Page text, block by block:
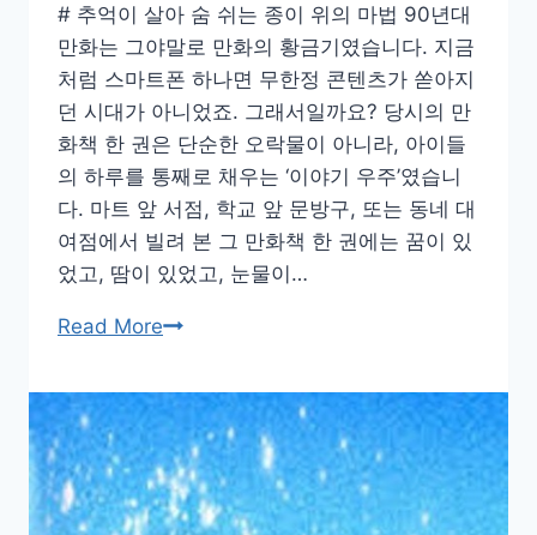
고
있
던
명
작
들
# 추억이 살아 숨 쉬는 종이 위의 마법 90년대
만화는 그야말로 만화의 황금기였습니다. 지금
처럼 스마트폰 하나면 무한정 콘텐츠가 쏟아지
던 시대가 아니었죠. 그래서일까요? 당시의 만
화책 한 권은 단순한 오락물이 아니라, 아이들
의 하루를 통째로 채우는 ‘이야기 우주’였습니
다. 마트 앞 서점, 학교 앞 문방구, 또는 동네 대
여점에서 빌려 본 그 만화책 한 권에는 꿈이 있
었고, 땀이 있었고, 눈물이…
Read More드
곤
볼
부
터
둘